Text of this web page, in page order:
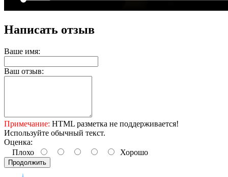
Написать отзыв
Ваше имя:
Ваш отзыв:
Примечание: HTML разметка не поддерживается!
Используйте обычный текст.
Оценка:
Плохо
Хорошо
Продолжить